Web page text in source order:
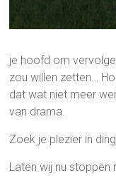
je hoofd om
zou willen zetten…
dat wat niet meer
van drama.
Zoek je plezier in
Laten wij nu stoppen